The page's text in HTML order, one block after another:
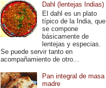
Dahl (lentejas Indias)
El dahl es un plato
típico de la India, que
se compone
básicamente de
lentejas y especias.
Se puede servir tanto en
acompañamiento de otro...
Pan integral de masa
madre